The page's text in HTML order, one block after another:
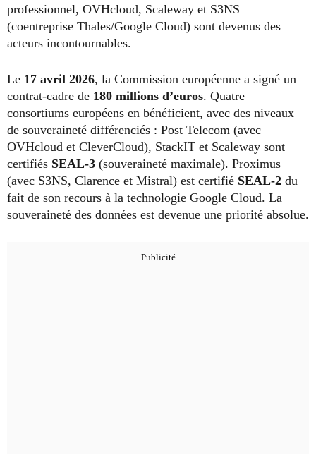
professionnel, OVHcloud, Scaleway et S3NS
(coentreprise Thales/Google Cloud) sont devenus des
acteurs incontournables.
Le 17 avril 2026, la Commission européenne a signé un
contrat-cadre de 180 millions d’euros. Quatre
consortiums européens en bénéficient, avec des niveaux
de souveraineté différenciés : Post Telecom (avec
OVHcloud et CleverCloud), StackIT et Scaleway sont
certifiés SEAL-3 (souveraineté maximale). Proximus
(avec S3NS, Clarence et Mistral) est certifié SEAL-2 du
fait de son recours à la technologie Google Cloud. La
souveraineté des données est devenue une priorité absolue.